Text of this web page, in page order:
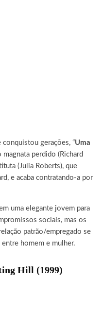
gerações, “Uma
magnata perdido (Richard
(Julia Roberts), que
e acaba contratando-a por
uma elegante jovem para
sociais, mas os
patrão/empregado se
homem e mulher.
Hill (1999)